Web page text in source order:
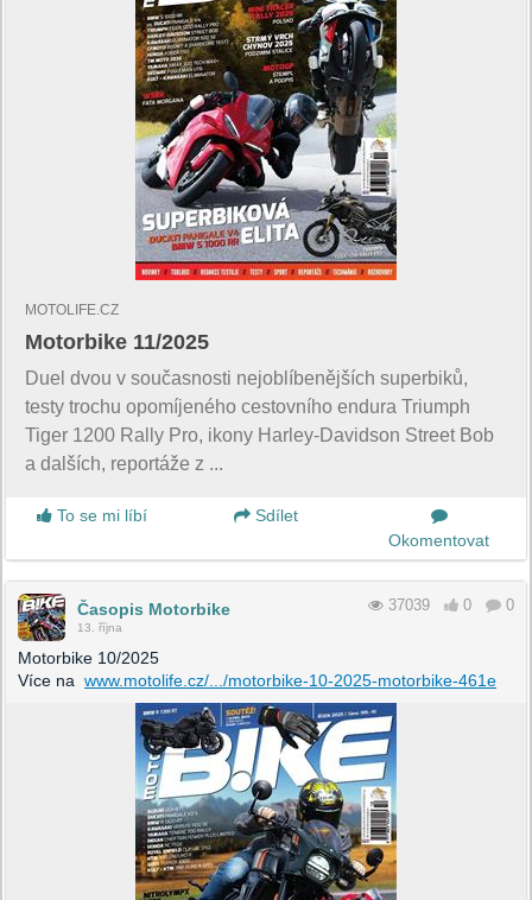
MOTOLIFE.CZ
Motorbike 11/2025
Duel dvou v současnosti nejoblíbenějších superbiků,
testy trochu opomíjeného cestovního endura Triumph
Tiger 1200 Rally Pro, ikony Harley-Davidson Street Bob
a dalších, reportáže z ...
To se mi líbí
Sdílet
Okomentovat
Časopis Motorbike
13. října
37039 0 0
Motorbike 10/2025
Více na www.motolife.cz/.../motorbike-10-2025-motorbike-461e